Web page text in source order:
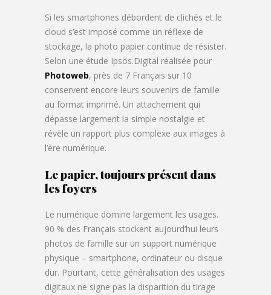
Si les smartphones débordent de clichés et le
cloud s’est imposé comme un réflexe de
stockage, la photo papier continue de résister.
Selon une étude Ipsos.Digital réalisée pour
Photoweb, près de 7 Français sur 10
conservent encore leurs souvenirs de famille
au format imprimé. Un attachement qui
dépasse largement la simple nostalgie et
révèle un rapport plus complexe aux images à
l’ère numérique.
Le papier, toujours présent dans
les foyers
Le numérique domine largement les usages.
90 % des Français stockent aujourd’hui leurs
photos de famille sur un support numérique
physique – smartphone, ordinateur ou disque
dur. Pourtant, cette généralisation des usages
digitaux ne signe pas la disparition du tirage